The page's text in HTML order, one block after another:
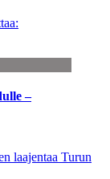
–
laajentaa Turun